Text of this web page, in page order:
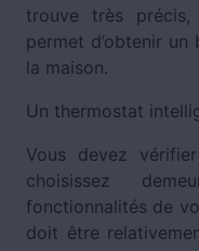
trouve très
permet d’obtenir
la maison.
Un thermostat
Vous devez
choisissez
fonctionnalités de
doit être